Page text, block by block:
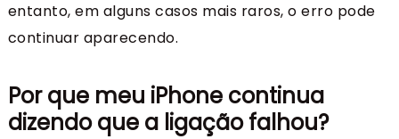
entanto, em alguns casos mais raros, o erro pode
continuar aparecendo.
Por que meu iPhone continua
dizendo que a ligação falhou?